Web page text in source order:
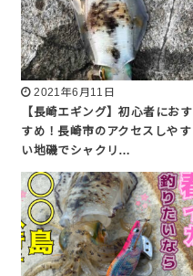
2021年6月11日
【長崎エギング】初心者におす
すめ！長崎市のアクセスしやす
い地磯でシャクリ…